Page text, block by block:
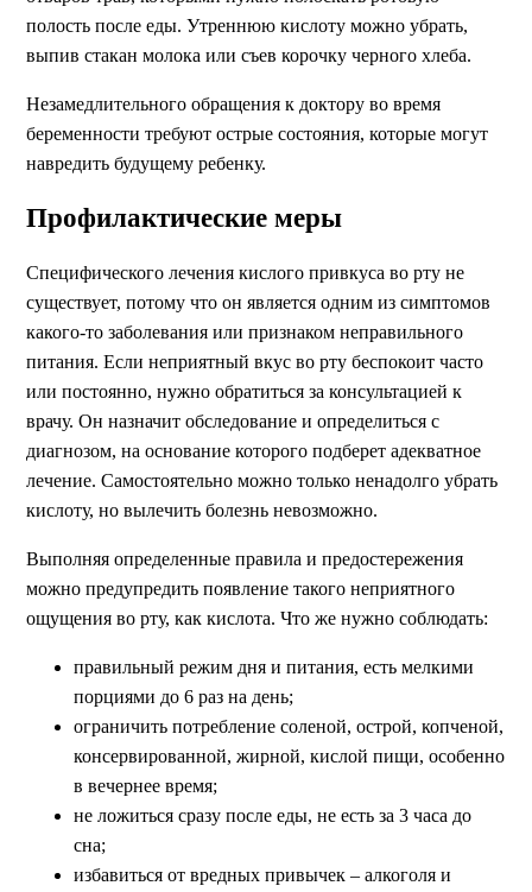
полость после еды. Утреннюю кислоту можно убрать,
выпив стакан молока или съев корочку черного хлеба.
Незамедлительного обращения к доктору во время
беременности требуют острые состояния, которые могут
навредить будущему ребенку.
Профилактические меры
Специфического лечения кислого привкуса во рту не
существует, потому что он является одним из симптомов
какого-то заболевания или признаком неправильного
питания. Если неприятный вкус во рту беспокоит часто
или постоянно, нужно обратиться за консультацией к
врачу. Он назначит обследование и определиться с
диагнозом, на основание которого подберет адекватное
лечение. Самостоятельно можно только ненадолго убрать
кислоту, но вылечить болезнь невозможно.
Выполняя определенные правила и предостережения
можно предупредить появление такого неприятного
ощущения во рту, как кислота. Что же нужно соблюдать:
правильный режим дня и питания, есть мелкими
порциями до 6 раз на день;
ограничить потребление соленой, острой, копченой,
консервированной, жирной, кислой пищи, особенно
в вечернее время;
не ложиться сразу после еды, не есть за 3 часа до
сна;
избавиться от вредных привычек – алкоголя и